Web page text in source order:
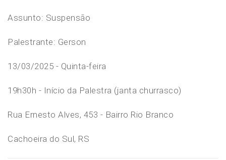
Assunto: Suspensão
Palestrante: Gerson
13/03/2025 - Quinta-feira
19h30h - Início da Palestra (janta churrasco)
Rua Ernesto Alves, 453 - Bairro Rio Branco
Cachoeira do Sul, RS